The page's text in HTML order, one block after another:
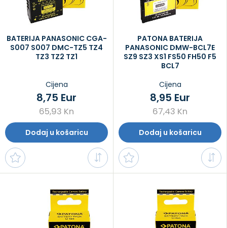
BATERIJA PANASONIC CGA-
S007 S007 DMC-TZ5 TZ4
TZ3 TZ2 TZ1
Cijena
65,93 Kn
8,75 Eur
Dodaj u košaricu
PATONA BATERIJA
PANASONIC DMW-BCL7E
SZ9 SZ3 XS1 FS50 FH50 F5
BCL7
Cijena
67,43 Kn
8,95 Eur
Dodaj u košaricu